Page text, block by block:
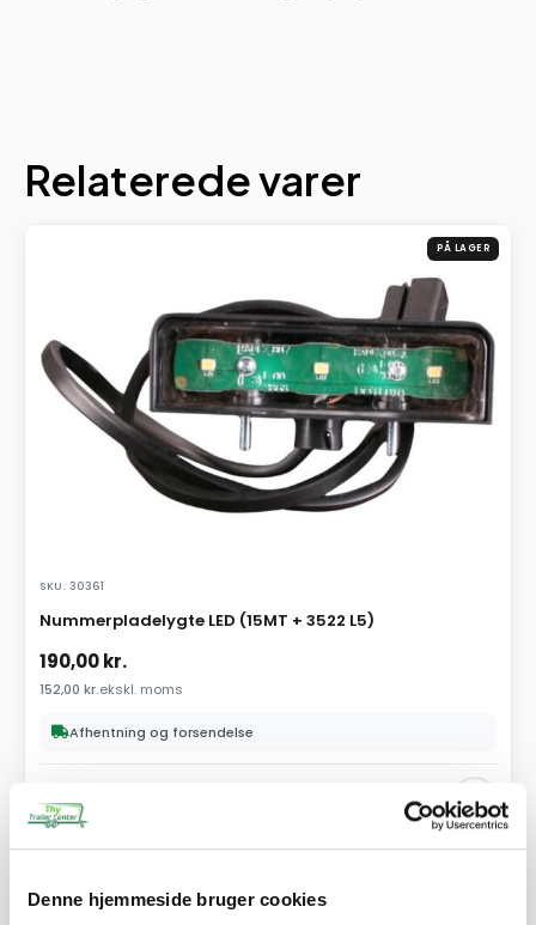
Denne hjemmeside bruger cookies
Relaterede varer
PÅ LAGER
SKU: 30361
Nummerpladelygte LED (15MT + 3522 L5)
190,00kr.
152,00 kr.ekskl. moms
Afhentning og forsendelse